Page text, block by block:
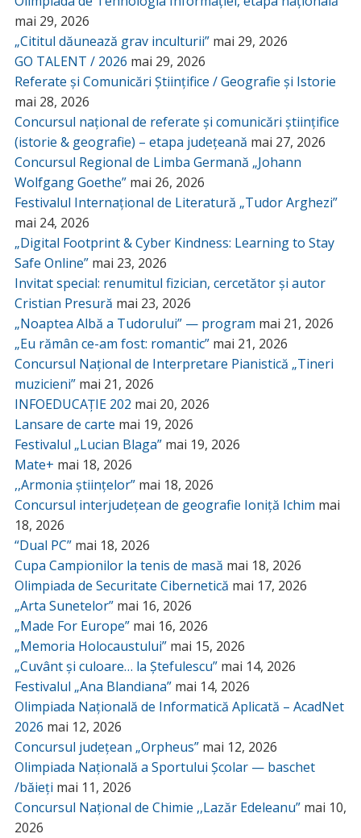
mai 29, 2026
„Cititul dăunează grav inculturii” mai 29, 2026
GO TALENT / 2026 mai 29, 2026
Referate și Comunicări Științifice / Geografie și Istorie
mai 28, 2026
Concursul național de referate și comunicări științifice
(istorie & geografie) – etapa județeană mai 27, 2026
Concursul Regional de Limba Germană „Johann
Wolfgang Goethe” mai 26, 2026
Festivalul Internațional de Literatură „Tudor Arghezi”
mai 24, 2026
„Digital Footprint & Cyber Kindness: Learning to Stay
Safe Online” mai 23, 2026
Invitat special: renumitul fizician, cercetător și autor
Cristian Presură mai 23, 2026
„Noaptea Albă a Tudorului” — program mai 21, 2026
„Eu rămân ce-am fost: romantic” mai 21, 2026
Concursul Național de Interpretare Pianistică „Tineri
muzicieni” mai 21, 2026
INFOEDUCAȚIE 202 mai 20, 2026
Lansare de carte mai 19, 2026
Festivalul „Lucian Blaga” mai 19, 2026
Mate+ mai 18, 2026
,,Armonia științelor” mai 18, 2026
Concursul interjudețean de geografie Ioniță Ichim mai
18, 2026
“Dual PC” mai 18, 2026
Cupa Campionilor la tenis de masă mai 18, 2026
Olimpiada de Securitate Cibernetică mai 17, 2026
„Arta Sunetelor” mai 16, 2026
„Made For Europe” mai 16, 2026
„Memoria Holocaustului” mai 15, 2026
„Cuvânt și culoare… la Ștefulescu” mai 14, 2026
Festivalul „Ana Blandiana” mai 14, 2026
Olimpiada Națională de Informatică Aplicată – AcadNet
2026 mai 12, 2026
Concursul județean „Orpheus” mai 12, 2026
Olimpiada Națională a Sportului Școlar — baschet
/băieți mai 11, 2026
Concursul Național de Chimie ,,Lazăr Edeleanu” mai 10,
2026